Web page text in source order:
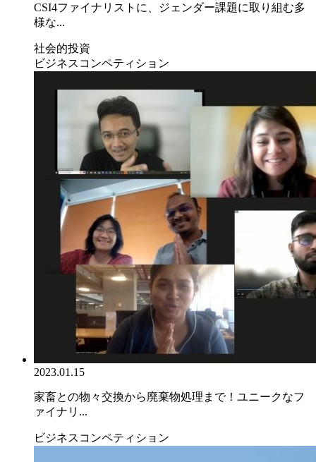
CSI4ファイナリストに、ジェンダー課題に取り組む多
様な...
社会的投資
ビジネスコンペティション
2023.01.15
家畜との物々交換から廃棄物処理まで！ユニークなフ
ァイナリ...
ビジネスコンペティション